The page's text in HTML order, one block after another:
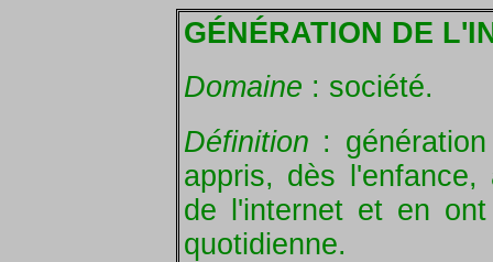
GÉNÉRATION DE
Domaine : société.
Définition :
appris, dès
de l'internet et en
quotidienne.